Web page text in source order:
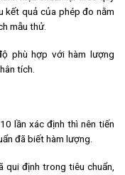
kết quả của phép đo nằm
mẫu thử.
phù hợp với hàm lượng
tích.
lần xác định thì nên tiến
đã biết hàm lượng.
định trong tiêu chuẩn,